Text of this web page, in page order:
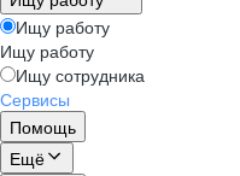
Ищу работу
Ищу работу
Ищу сотрудника
Сервисы
Помощь
Ещё